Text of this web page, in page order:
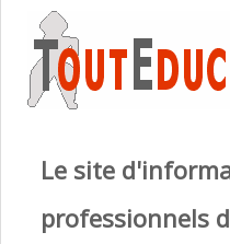
Le site
professionnels